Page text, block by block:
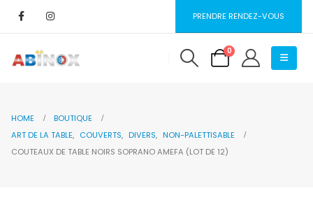
PRENDRE RENDEZ-VOUS
0
HOME
BOUTIQUE
ART DE LA TABLE, COUVERTS, DIVERS, NON-PALETTISABLE
COUTEAUX DE TABLE NOIRS SOPRANO AMEFA (LOT DE 12)